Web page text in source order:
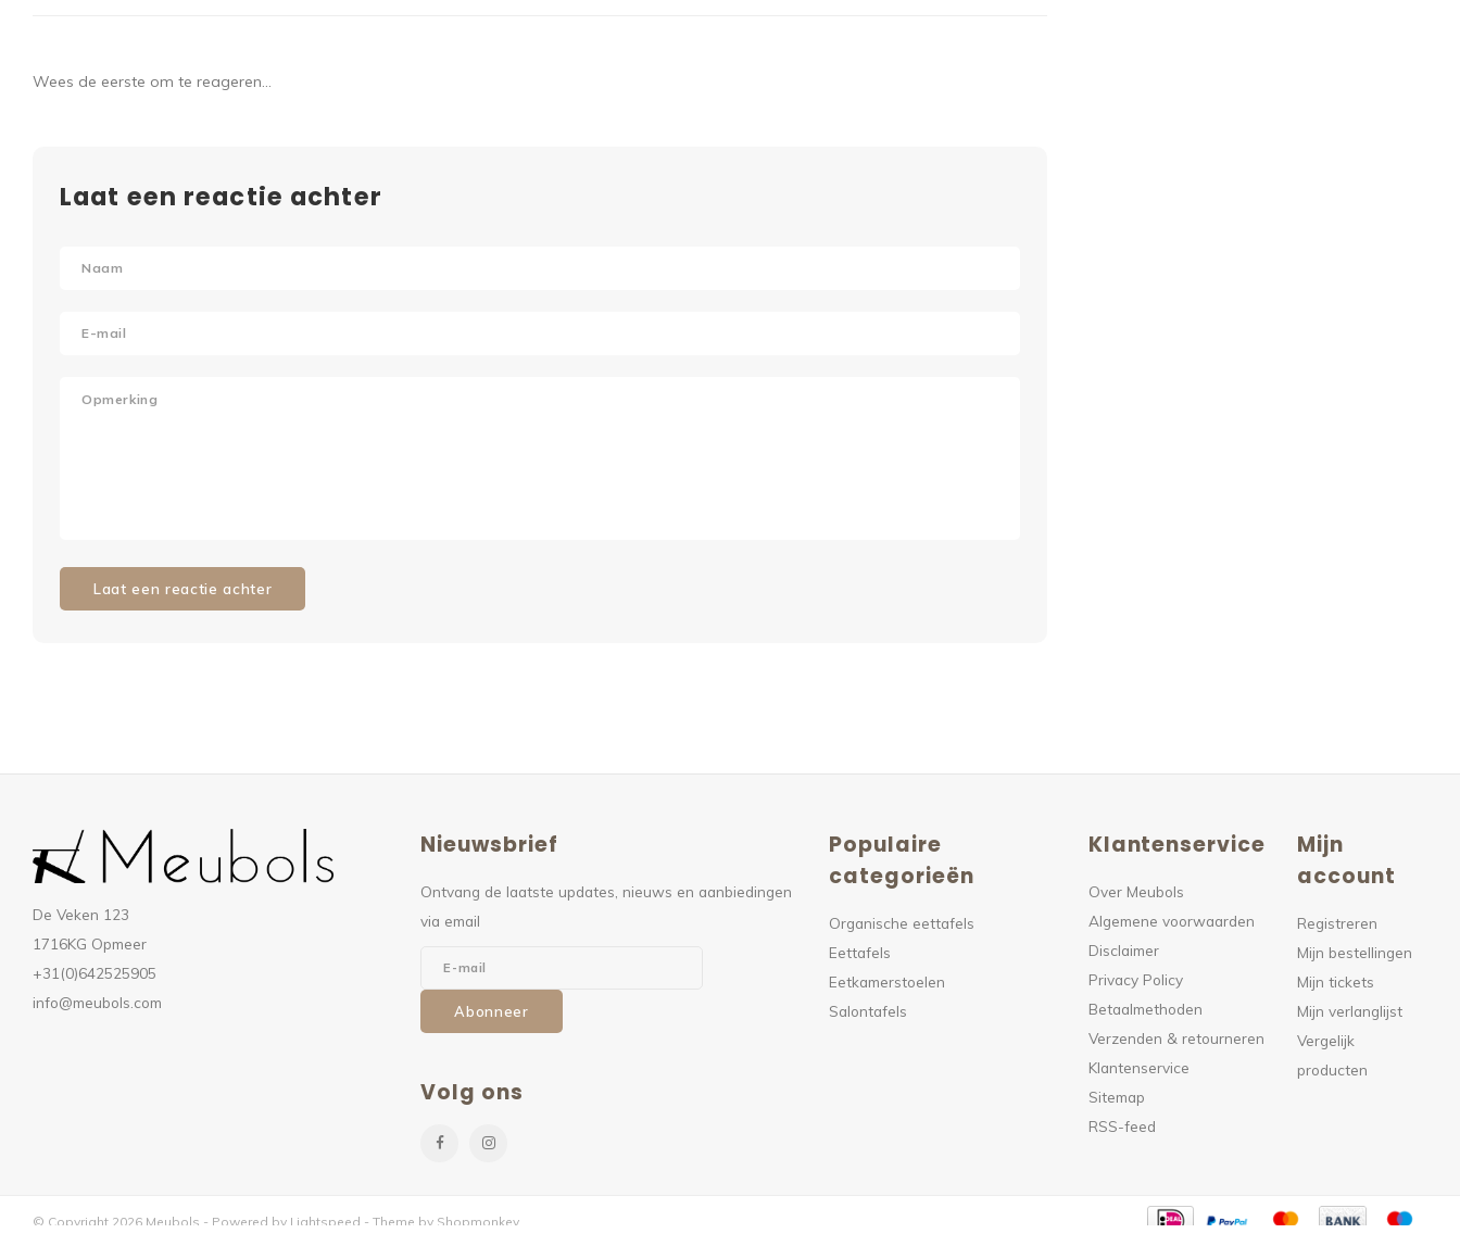
Wees de eerste om te reageren...
Laat een reactie achter
Laat een reactie achter
De Veken 123
1716KG Opmeer
+31(0)642525905
info@meubols.com
Nieuwsbrief
Ontvang de laatste updates, nieuws en aanbiedingen
via email
Abonneer
Volg ons
Populaire
categorieën
Organische eettafels
Eettafels
Eetkamerstoelen
Salontafels
Klantenservice
Over Meubols
Algemene voorwaarden
Disclaimer
Privacy Policy
Betaalmethoden
Verzenden & retourneren
Klantenservice
Sitemap
RSS-feed
Mijn
account
Registreren
Mijn bestellingen
Mijn tickets
Mijn verlanglijst
Vergelijk
producten
© Copyright 2026 Meubols - Powered by Lightspeed - Theme by Shopmonkey